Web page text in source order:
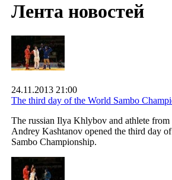
Лента новостей
24.11.2013 21:00
The third day of the World Sambo
The russian Ilya Khlybov and athlete
Andrey Kashtanov opened the third day
Sambo Championship.